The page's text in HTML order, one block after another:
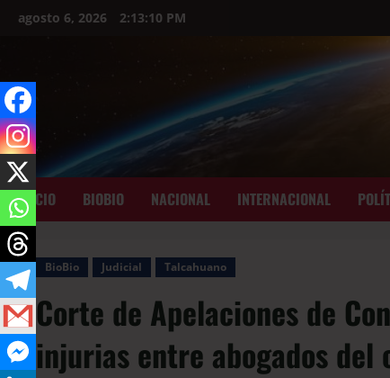
agosto 6, 2026 2:13:11 PM
INICIO BIOBIO NACIONAL INTERNACIONAL
BioBio Judicial Talcahuano
Corte de Apelaciones de
injurias entre abogados del